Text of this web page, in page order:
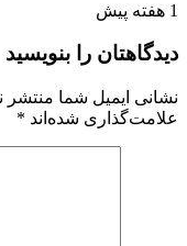
1 هفته پیش
دیدگاهتان را بنویسید
نشانی ایمیل شما منتشر
علامت‌گذاری شده‌اند *